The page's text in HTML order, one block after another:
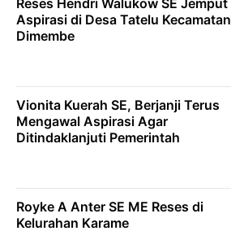
Reses Hendri Walukow SE Jemput
Aspirasi di Desa Tatelu Kecamatan
Dimembe
Vionita Kuerah SE, Berjanji Terus
Mengawal Aspirasi Agar
Ditindaklanjuti Pemerintah
Royke A Anter SE ME Reses di
Kelurahan Karame